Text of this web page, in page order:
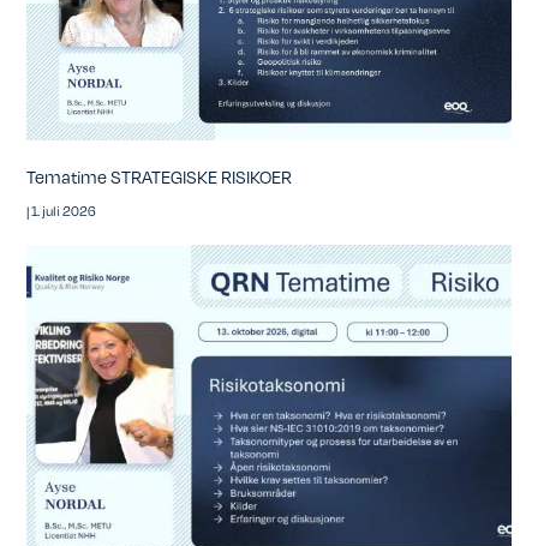
Tematime STRATEGISKE RISIKOER
|1. juli 2026